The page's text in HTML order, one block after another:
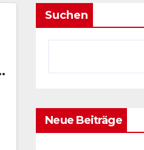
Suchen
Neue Beiträge